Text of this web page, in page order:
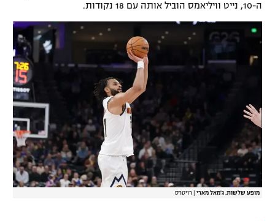
ה-10, נייט וויליאמס הוביל אותה עם 18 נקודות.
מופע שלשות. ג'מאל מארי רויטרס